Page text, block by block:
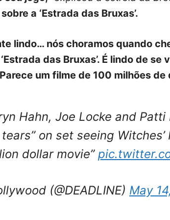
a ‘Estrada das Bruxas’.
lindo… nós choramos quando
das Bruxas’. É lindo de se
um filme de 100 milhões de
Hahn, Joe Locke and Patti
on set seeing Witches’
dollar movie”
(@DEADLINE) May